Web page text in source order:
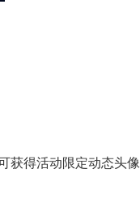
获得活动限定动态头像